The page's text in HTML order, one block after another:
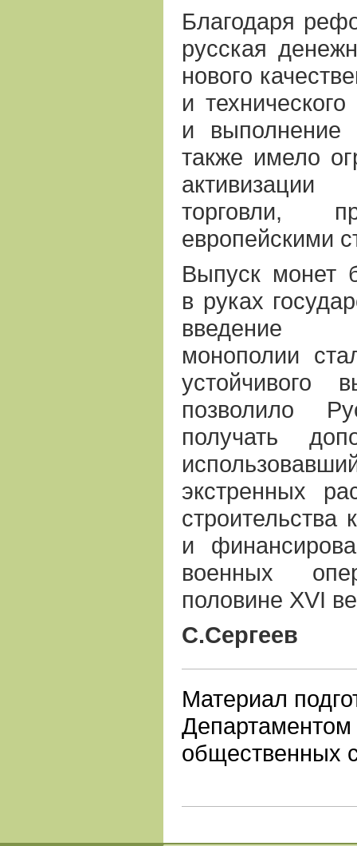
Благодаря
русская
нового
и
и выполнение
также имело
торговли,
европейскими
Выпуск монет
в руках
введение
монополии
устойчивого
позволило
получать
экстренных
строительства
и
военных
половине XVI
С.Сергеев
Материал
общественных